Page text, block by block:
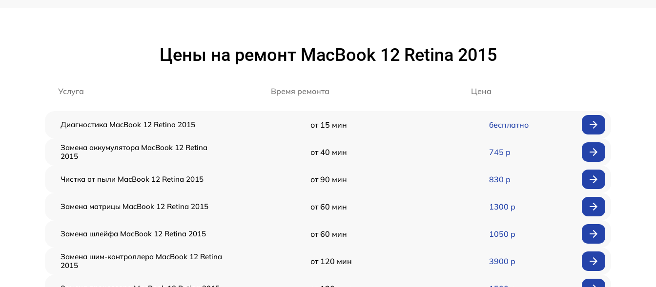
Цены на ремонт MacBook 12 Retina 2015
Услуга Время ремонта Цена
Диагностика MacBook 12 Retina 2015 от 15 мин бесплатно
Замена аккумулятора MacBook 12 Retina
2015
от 40 мин 745 р
Чистка от пыли MacBook 12 Retina 2015 от 90 мин 830 р
Замена матрицы MacBook 12 Retina 2015 от 60 мин 1300 р
Замена шлейфа MacBook 12 Retina 2015 от 60 мин 1050 р
Замена шим-контроллера MacBook 12 Retina
2015
от 120 мин 3900 р